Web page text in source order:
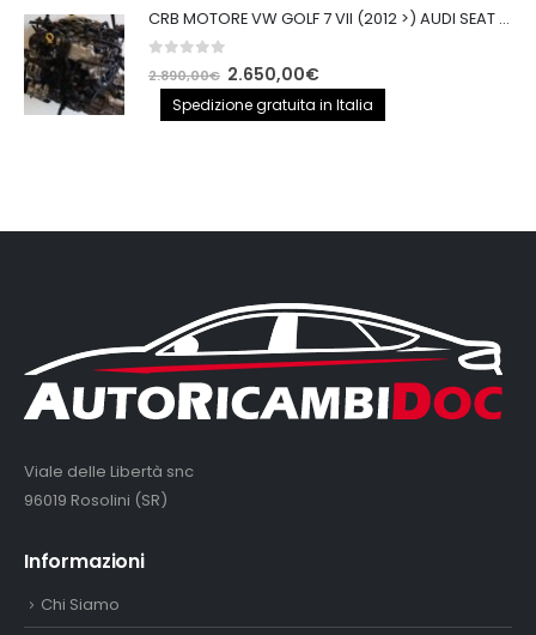
CRB MOTORE VW GOLF 7 VII (2012 >) AUDI SEAT 2.0TDI 150CV CRB IMPIANTO BOSCH
out of 5
2.890,00€ Il
prezzo
originale
2.650,00€Il
prezzo
attuale
Spedizione gratuita in Italia
Viale delle Libertà snc
96019 Rosolini (SR)
Informazioni
Chi Siamo